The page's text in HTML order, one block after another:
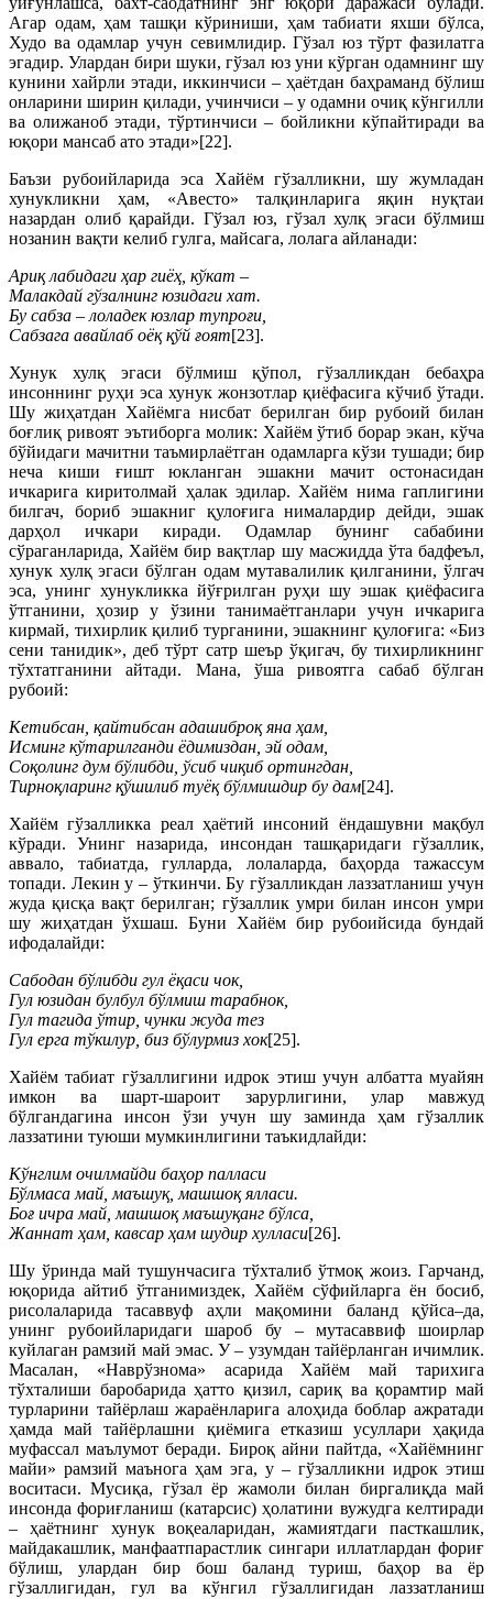
Агар одам, ҳам ташқи кўриниши, ҳам табиати яхши бўлса,
Худо ва одамлар учун севимлидир. Гўзал юз тўрт фазилатга
эгадир. Улардан бири шуки, гўзал юз уни кўрган одамнинг шу
кунини хайрли этади, иккинчиси – ҳаётдан баҳраманд бўлиш
онларини ширин қилади, учинчиси – у одамни очиқ кўнгилли
ва олижаноб этади, тўртинчиси – бойликни кўпайтиради ва
юқори мансаб ато этади»[22].
Баъзи рубоийларида эса Хайём гўзалликни, шу жумладан
хунукликни ҳам, «Авесто» талқинларига яқин нуқтаи
назардан олиб қарайди. Гўзал юз, гўзал хулқ эгаси бўлмиш
нозанин вақти келиб гулга, майсага, лолага айланади:
Ариқ лабидаги ҳар гиёҳ, кўкат –
Малакдай гўзалнинг юзидаги хат.
Бу сабза – лоладек юзлар тупроғи,
Сабзага авайлаб оёқ қўй ғоят[23].
Хунук хулқ эгаси бўлмиш қўпол, гўзалликдан бебаҳра
инсоннинг руҳи эса хунук жонзотлар қиёфасига кўчиб ўтади.
Шу жиҳатдан Хайёмга нисбат берилган бир рубоий билан
боғлиқ ривоят эътиборга молик: Хайём ўтиб борар экан, кўча
бўйидаги мачитни таъмирлаётган одамларга кўзи тушади; бир
неча киши ғишт юкланган эшакни мачит остонасидан
ичкарига киритолмай ҳалак эдилар. Хайём нима гаплигини
билгач, бориб эшакниг қулоғига нималардир дейди, эшак
дарҳол ичкари киради. Одамлар бунинг сабабини
сўраганларида, Хайём бир вақтлар шу масжидда ўта бадфеъл,
хунук хулқ эгаси бўлган одам мутавалилик қилганини, ўлгач
эса, унинг хунукликка йўғрилган руҳи шу эшак қиёфасига
ўтганини, ҳозир у ўзини танимаётганлари учун ичкарига
кирмай, тихирлик қилиб турганини, эшакнинг қулоғига: «Биз
сени танидик», деб тўрт сатр шеър ўқигач, бу тихирликнинг
тўхтатганини айтади. Мана, ўша ривоятга сабаб бўлган
рубоий:
Кетибсан, қайтибсан адашиброқ яна ҳам,
Исминг кўтарилганди ёдимиздан, эй одам,
Соқолинг дум бўлибди, ўсиб чиқиб ортингдан,
Тирноқларинг қўшилиб туёқ бўлмишдир бу дам[24].
Хайём гўзалликка реал ҳаётий инсоний ёндашувни мақбул
кўради. Унинг назарида, инсондан ташқаридаги гўзаллик,
аввало, табиатда, гулларда, лолаларда, баҳорда тажассум
топади. Лекин у – ўткинчи. Бу гўзалликдан лаззатланиш учун
жуда қисқа вақт берилган; гўзаллик умри билан инсон умри
шу жиҳатдан ўхшаш. Буни Хайём бир рубоийсида бундай
ифодалайди:
Сабодан бўлибди гул ёқаси чок,
Гул юзидан булбул бўлмиш тарабнок,
Гул тагида ўтир, чунки жуда тез
Гул ерга тўкилур, биз бўлурмиз хок[25].
Хайём табиат гўзаллигини идрок этиш учун албатта муайян
имкон ва шарт-шароит зарурлигини, улар мавжуд
бўлгандагина инсон ўзи учун шу заминда ҳам гўзаллик
лаззатини туюши мумкинлигини таъкидлайди:
Кўнглим очилмайди баҳор палласи
Бўлмаса май, маъшуқ, машшоқ ялласи.
Боғ ичра май, машшоқ маъшуқанг бўлса,
Жаннат ҳам, кавсар ҳам шудир хулласи[26].
Шу ўринда май тушунчасига тўхталиб ўтмоқ жоиз. Гарчанд,
юқорида айтиб ўтганимиздек, Хайём сўфийларга ён босиб,
рисолаларида тасаввуф аҳли мақомини баланд қўйса–да,
унинг рубоийларидаги шароб бу – мутасаввиф шоирлар
куйлаган рамзий май эмас. У – узумдан тайёрланган ичимлик.
Масалан, «Наврўзнома» асарида Хайём май тарихига
тўхталиши баробарида ҳатто қизил, сариқ ва қорамтир май
турларини тайёрлаш жараёнларига алоҳида боблар ажратади
ҳамда май тайёрлашни қиёмига етказиш усуллари ҳақида
муфассал маълумот беради. Бироқ айни пайтда, «Хайёмнинг
майи» рамзий маънога ҳам эга, у – гўзалликни идрок этиш
воситаси. Мусиқа, гўзал ёр жамоли билан биргалиқда май
инсонда фориғланиш (катарсис) ҳолатини вужудга келтиради
– ҳаётнинг хунук воқеаларидан, жамиятдаги пасткашлик,
майдакашлик, манфаатпарастлик сингари иллатлардан фориғ
бўлиш, улардан бир бош баланд туриш, баҳор ва ёр
гўзаллигидан, гул ва кўнгил гўзаллигидан лаззатланиш